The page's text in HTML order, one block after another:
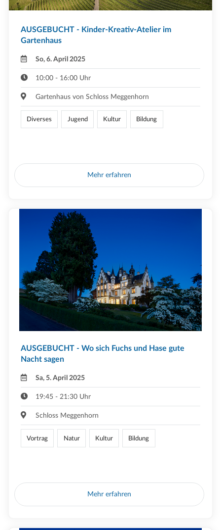
AUSGEBUCHT - Kinder-Kreativ-Atelier im
Gartenhaus
So, 6. April 2025
10:00 - 16:00 Uhr
Gartenhaus von Schloss Meggenhorn
Diverses Jugend Kultur Bildung
Mehr erfahren
AUSGEBUCHT - Wo sich Fuchs und Hase gute
Nacht sagen
Sa, 5. April 2025
19:45 - 21:30 Uhr
Schloss Meggenhorn
Vortrag Natur Kultur Bildung
Mehr erfahren